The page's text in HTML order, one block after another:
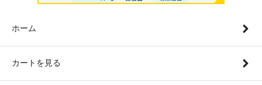
ホーム
カートを見る